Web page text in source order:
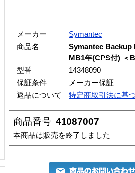
メーカー
Symantec
商品名
Symantec Backup
MB1年(CPS付) ＜
型番
14348090
保証条件
メーカー保証
返品について
特定商取引法に基
商品番号 41087007
本商品は販売を終了しました